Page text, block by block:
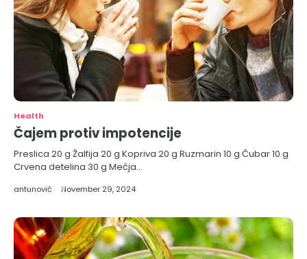
Health
Čajem protiv impotencije
Preslica 20 g Žalfija 20 g Kopriva 20 g Ruzmarin 10 g Čubar 10 g
Crvena detelina 30 g Mečja…
antunović November 29, 2024